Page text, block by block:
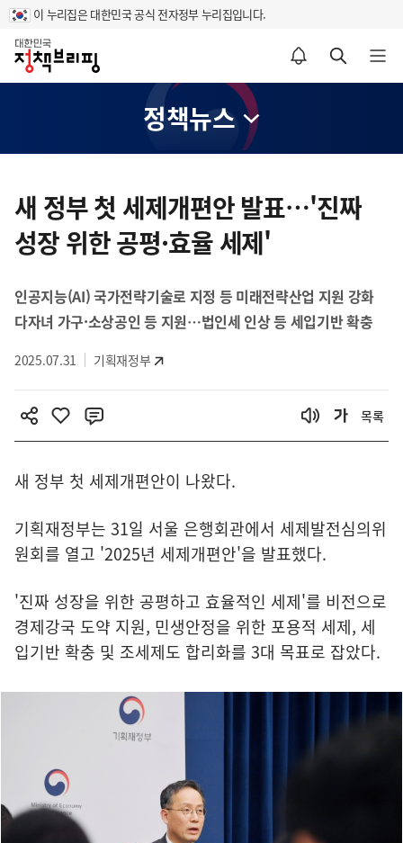
이 누리집은 대한민국 공식 전자정부 누리집입니다.
홈
알림설정 바로가기 검색 바로가기 메뉴 열기
정책뉴스
츠
영
새 정부 첫 세제개편안 발표…'진짜
성장 위한 공평·효율 세제'
인공지능(AI) 국가전략기술로 지정 등 미래전략산업 지원 강화
다자녀 가구·소상공인 등 지원…법인세 인상 등 세입기반 확충
2025.07.31 기획재정부
목록
새 정부 첫 세제개편안이 나왔다.
기획재정부는 31일 서울 은행회관에서 세제발전심의위
원회를 열고 '2025년 세제개편안'을 발표했다.
'진짜 성장을 위한 공평하고 효율적인 세제'를 비전으로
경제강국 도약 지원, 민생안정을 위한 포용적 세제, 세
입기반 확충 및 조세제도 합리화를 3대 목표로 잡았다.